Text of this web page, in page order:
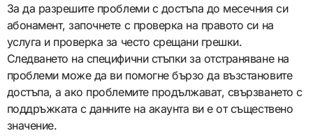
За да разрешите проблеми с достъпа до месечния си
абонамент, започнете с проверка на правото си на
услуга и проверка за често срещани грешки.
Следването на специфични стъпки за отстраняване на
проблеми може да ви помогне бързо да възстановите
достъпа, а ако проблемите продължават, свързването с
поддръжката с данните на акаунта ви е от съществено
значение.